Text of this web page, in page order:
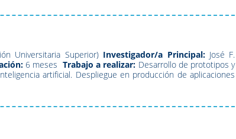
Universitaria Superior) Investigador/a Principal: José F.
6 meses Trabajo a realizar: Desarrollo de prototipos y
artificial. Despliegue en producción de aplicaciones